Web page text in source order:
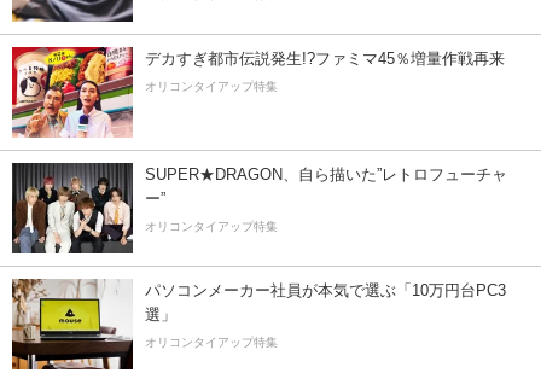
デカすぎ都市伝説発生!?ファミマ45％増量作戦再来
オリコンタイアップ特集
SUPER★DRAGON、自ら描いた”レトロフューチャ
ー”
オリコンタイアップ特集
パソコンメーカー社員が本気で選ぶ「10万円台PC3
選」
オリコンタイアップ特集